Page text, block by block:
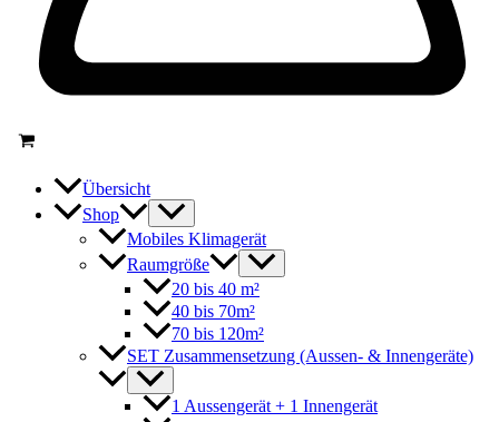
Übersicht
Shop
Mobiles Klimagerät
Raumgröße
20 bis 40 m²
40 bis 70m²
70 bis 120m²
SET Zusammensetzung (Aussen- & Innengeräte)
1 Aussengerät + 1 Innengerät